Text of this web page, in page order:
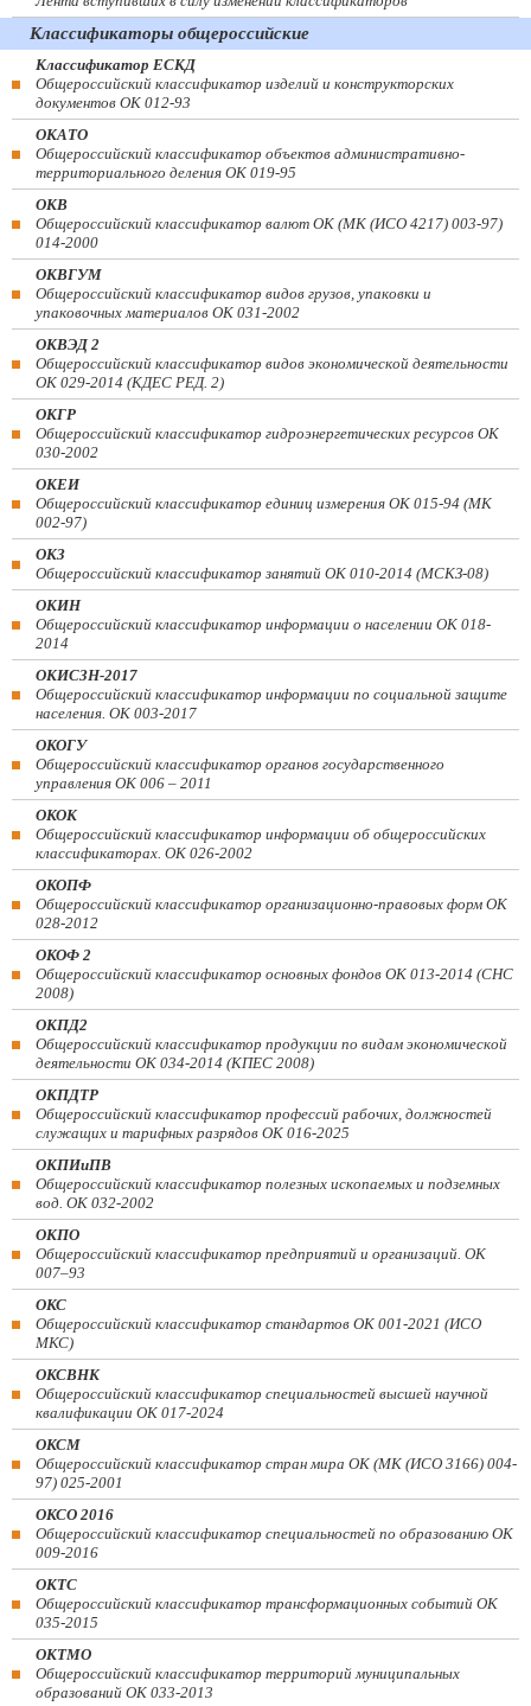
Классификаторы общероссийские
Классификатор ЕСКД
Общероссийский классификатор изделий и конструкторских
документов ОК 012-93
ОКАТО
Общероссийский классификатор объектов административно-
территориального деления ОК 019-95
ОКВ
Общероссийский классификатор валют ОК (МК (ИСО 4217) 003-97)
014-2000
ОКВГУМ
Общероссийский классификатор видов грузов, упаковки и
упаковочных материалов ОК 031-2002
ОКВЭД 2
Общероссийский классификатор видов экономической деятельности
ОК 029-2014 (КДЕС РЕД. 2)
ОКГР
Общероссийский классификатор гидроэнергетических ресурсов ОК
030-2002
ОКЕИ
Общероссийский классификатор единиц измерения ОК 015-94 (МК
002-97)
ОКЗ
Общероссийский классификатор занятий ОК 010-2014 (МСКЗ-08)
ОКИН
Общероссийский классификатор информации о населении ОК 018-
2014
ОКИСЗН-2017
Общероссийский классификатор информации по социальной защите
населения. ОК 003-2017
ОКОГУ
Общероссийский классификатор органов государственного
управления ОК 006 – 2011
ОКОК
Общероссийский классификатор информации об общероссийских
классификаторах. ОК 026-2002
ОКОПФ
Общероссийский классификатор организационно-правовых форм ОК
028-2012
ОКОФ 2
Общероссийский классификатор основных фондов ОК 013-2014 (СНС
2008)
ОКПД2
Общероссийский классификатор продукции по видам экономической
деятельности ОК 034-2014 (КПЕС 2008)
ОКПДТР
Общероссийский классификатор профессий рабочих, должностей
служащих и тарифных разрядов ОК 016-2025
ОКПИиПВ
Общероссийский классификатор полезных ископаемых и подземных
вод. ОК 032-2002
ОКПО
Общероссийский классификатор предприятий и организаций. ОК
007–93
ОКС
Общероссийский классификатор стандартов ОК 001-2021 (ИСО
МКС)
ОКСВНК
Общероссийский классификатор специальностей высшей научной
квалификации ОК 017-2024
ОКСМ
Общероссийский классификатор стран мира ОК (МК (ИСО 3166) 004-
97) 025-2001
ОКСО 2016
Общероссийский классификатор специальностей по образованию ОК
009-2016
ОКТС
Общероссийский классификатор трансформационных событий ОК
035-2015
ОКТМО
Общероссийский классификатор территорий муниципальных
образований ОК 033-2013